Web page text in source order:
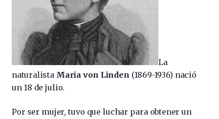
La
naturalista Maria von Linden (1869-1936) nació
un 18 de julio.
Por ser mujer, tuvo que luchar para obtener un